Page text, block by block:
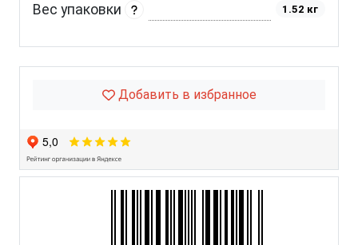
Вес упаковки 1.52 кг
Добавить в избранное